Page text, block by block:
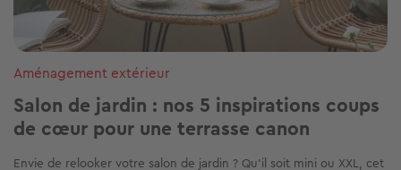
Lorsque les beaux jours arrivent, nombreux sont ceux qui rêvent
d’aménager un espace extérieur pour...
Image